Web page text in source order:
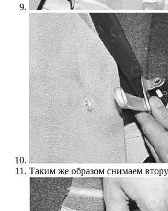
Таким же образом снимаем